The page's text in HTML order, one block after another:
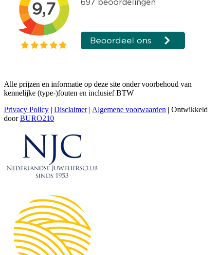
Alle prijzen en informatie op deze site onder voorbehoud van
kennelijke (type-)fouten en inclusief BTW
Privacy Policy | Disclaimer| Algemene voorwaarden | Ontwikkeld
doorBURO210